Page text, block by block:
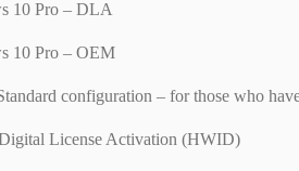
10 Pro – DLA
10 Pro – OEM
configuration – for those who
License Activation (HWID)